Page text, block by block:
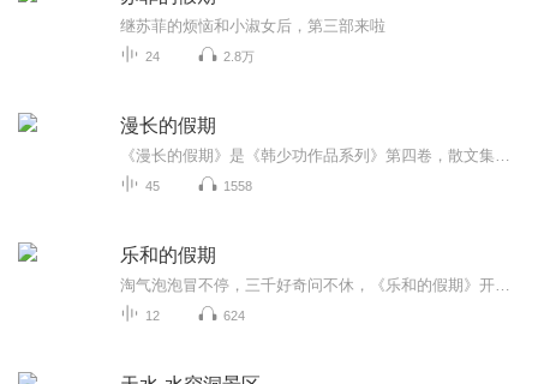
继苏菲的烦恼和小淑女后，第三部来啦
24 2.8万
漫长的假期
45 1558
乐和的假期
12 624